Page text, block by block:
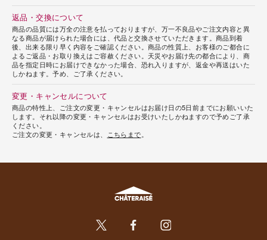
返品・交換について
商品の品質には万全の注意を払っておりますが、万一不良品やご注文内容と異
なる商品が届けられた場合には、代品と交換させていただきます。商品到着
後、出来る限り早く内容をご確認ください。商品の性質上、お客様のご都合に
よるご返品・お取り換えはご容赦ください。天災やお届け先の都合により、商
品を指定日時にお届けできなかった場合、恐れ入りますが、返金や再送はいた
しかねます。予め、ご了承ください。
変更・キャンセルについて
商品の特性上、ご注文の変更・キャンセルはお届け日の5日前までにお願いいた
します。それ以降の変更・キャンセルはお受けいたしかねますので予めご了承
ください。
ご注文の変更・キャンセルは、
こちらまで